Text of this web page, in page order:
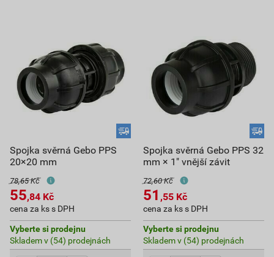
Spojka svěrná Gebo PPS
20×20 mm
78,65 Kč
55,84 Kč
cena za ks s DPH
Vyberte si prodejnu
Skladem v (54) prodejnách
Spojka svěrná Gebo PPS 32
mm × 1" vnější závit
72,60 Kč
51 ,55 Kč
cena za ks s DPH
Vyberte si prodejnu
Skladem v (54) prodejnách